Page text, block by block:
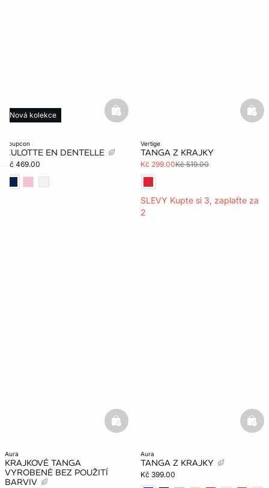
soupcon
CULOTTE EN DENTELLE
Kč 469.00
Nová kolekce basketfull
vertige
TANGA Z KRAJKY
Kč 299.00Kč 519.00
SLEVY Kupte si 3, zaplaťte za
2
aura
KRAJKOVÉ TANGA
VYROBENÉ BEZ POUŽITÍ
BARVIV
basketfull
aura
TANGA Z KRAJKY
Kč 399.00